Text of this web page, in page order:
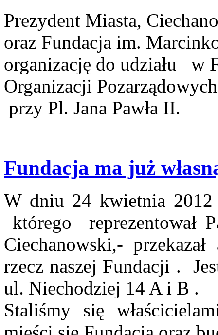
Prezydent Miasta,
oraz Fundacja im.
organizację do udziału w
Organizacji
przy Pl. Jana Pawła II.
Fundacja ma już
W dniu 24 kwietnia
którego reprezentował
Ciechanowski,-
rzecz naszej Fundacji .
ul. Niechodziej 14 A i B .
Staliśmy się